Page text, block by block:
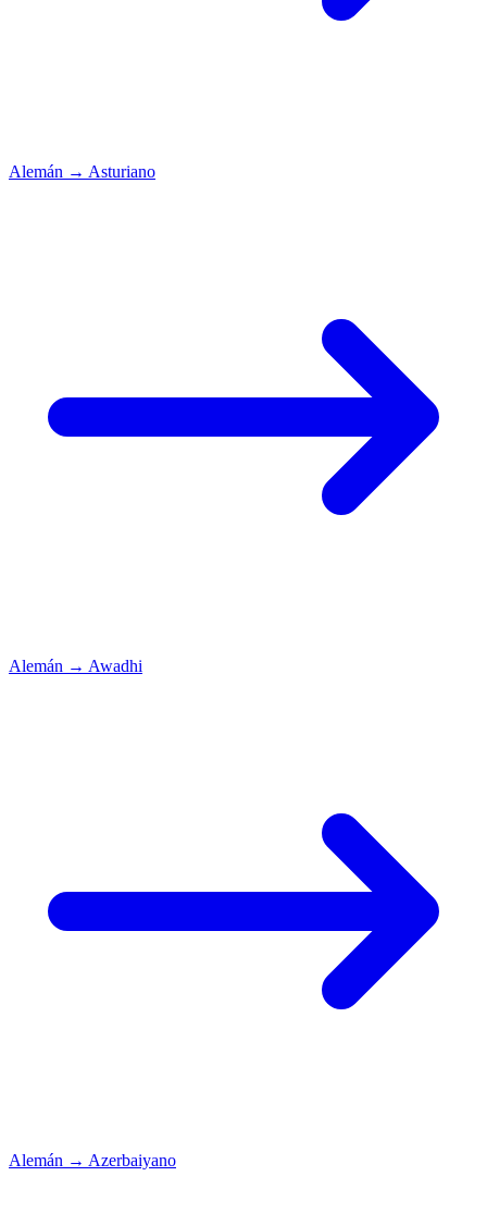
Alemán → Asturiano
Alemán → Awadhi
Alemán → Azerbaiyano